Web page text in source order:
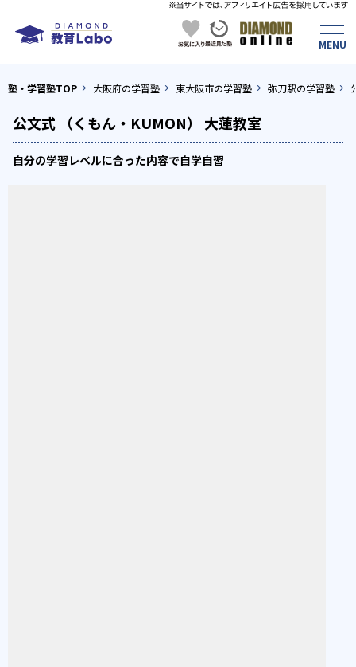
塾・学習塾TOP 大阪府の学習塾 東大阪市の学習塾 弥刀駅の学習塾
公文式 （くもん・KUMON） 大蓮教室
自分の学習レベルに合った内容で自学自習